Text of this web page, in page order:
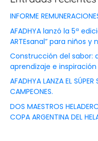
INFORME
AFADHYA lanzó la 5ª
ARTEsanal” para niños y
Construcción del sabor:
aprendizaje e
AFADHYA LANZA EL
CAMPEONES.
DOS MAESTROS
COPA ARGENTINA DEL